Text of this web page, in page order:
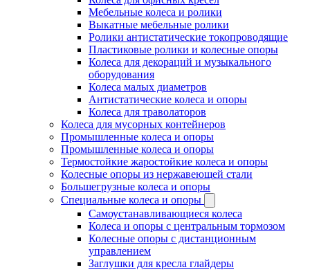
Мебельные колеса и ролики
Выкатные мебельные ролики
Ролики антистатические токопроводящие
Пластиковые ролики и колесные опоры
Колеса для декораций и музыкального
оборудования
Колеса малых диаметров
Антистатические колеса и опоры
Колеса для траволаторов
Колеса для мусорных контейнеров
Промышленные колеса и опоры
Промышленные колеса и опоры
Термостойкие жаростойкие колеса и опоры
Колесные опоры из нержавеющей стали
Большегрузные колеса и опоры
Специальные колеса и опоры
Самоустанавливающиеся колеса
Колеса и опоры с центральным тормозом
Колесные опоры с дистанционным
управлением
Заглушки для кресла глайдеры